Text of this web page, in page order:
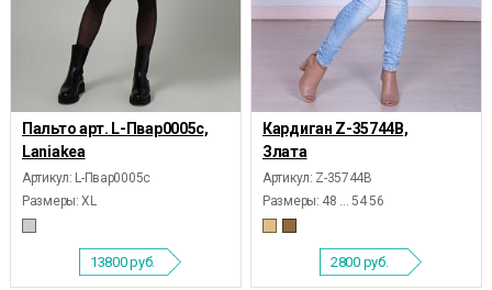
Пальто арт. L-Пвар0005с,
Laniakea
Артикул: L-Пвар0005с
Размеры: XL
13800руб.
Кардиган Z-35744В,
Злата
Артикул: Z-35744В
Размеры: 48 ... 54 56
2800 руб.